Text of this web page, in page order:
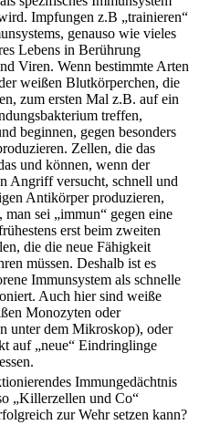
Impfungen z.B „trainieren“
genauso wie vieles
Lebens in Berührung
Viren. Wenn bestimmte Arten
weißen Blutkörperchen, die
zum ersten Mal z.B. auf ein
treffen,
beginnen, gegen besonders
Zellen, die das
und können, wenn der
Angriff versucht, schnell und
Antikörper produzieren,
man sei „immun“ gegen eine
erst beim zweiten
die die neue Fähigkeit
müssen. Deshalb ist es
Immunsystem als schnelle
Auch hier sind weiße
Monozyten oder
unter dem Mikroskop), oder
auf „neue“ Eindringlinge
Immungedächtnis
„Killerzellen und Co“
zur Wehr setzen kann?